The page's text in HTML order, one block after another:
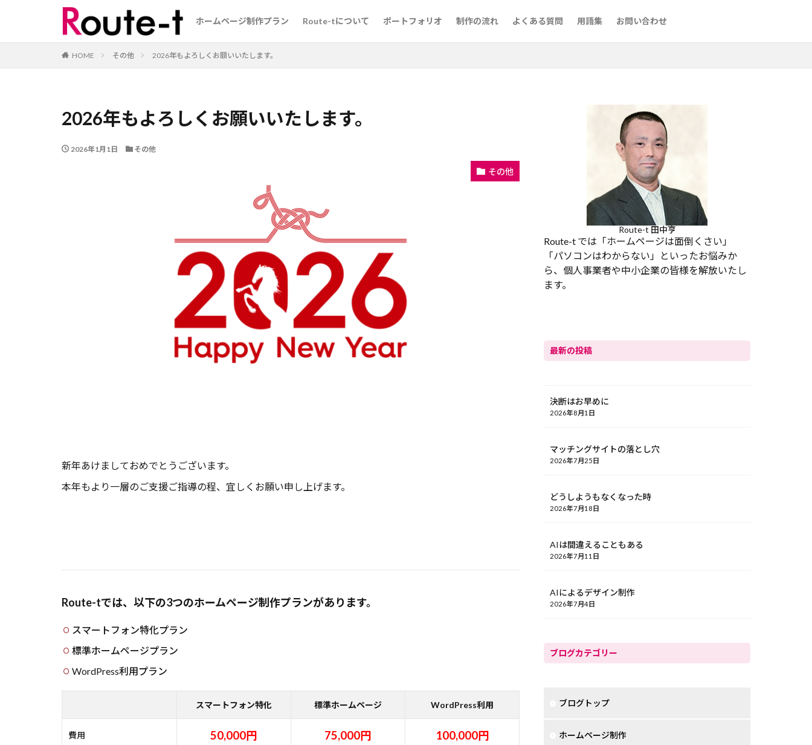
ホームページ制作プラン Route-tについて ポートフォリオ 制作の流れ よくある質問 用語集 お問い合わせ
HOME その他 2026年もよろしくお願いいたします。
2026年もよろしくお願いいたします。
2026年1月1日 その他
その他
新年あけましておめでとうございます。
本年もより一層のご支援ご指導の程、宜しくお願い申し上げます。
Route-tでは、以下の3つのホームページ制作プランがあります。
スマートフォン特化プラン
標準ホームページプラン
WordPress利用プラン
スマートフォン特化 標準ホームページ WordPress利用
費用 50,000円 75,000円 100,000円
Route-t 田中亨
Route-t では「ホームページは面倒くさい」
「パソコンはわからない」といったお悩みか
ら、個人事業者や中小企業の皆様を解放いたし
ます。
最新の投稿
決断はお早めに
2026年8月1日
マッチングサイトの落とし穴
2026年7月25日
どうしようもなくなった時
2026年7月18日
AIは間違えることもある
2026年7月11日
AIによるデザイン制作
2026年7月4日
ブログカテゴリー
ブログトップ
ホームページ制作